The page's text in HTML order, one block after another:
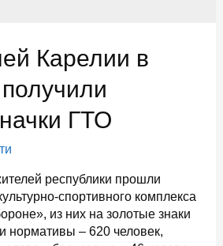
Карелии в
ГТО
республики прошли
спортивного комплекса
из них на золотые знаки
нормативы – 620 человек,